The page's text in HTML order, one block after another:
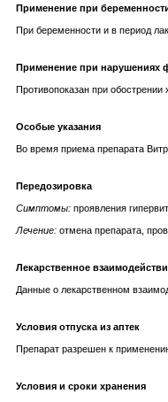
Применение при
При беременности и в период
Применение при нарушениях
Противопоказан при
Особые указания
Во время приема препарата
Передозировка
Симптомы: проявления
Лечение: отмена препарата,
Лекарственное
Данные о лекарственном
Условия отпуска из аптек
Препарат разрешен к
Условия и сроки хранения